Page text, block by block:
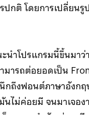
ปกติ โดยการเปลี่ยน
นำโปรแกรมนี้ขึ้นมา
ารถต่อยอดเป็น
นึกถึงฟอนต์ภาษาอัง
ไม่ค่อยมี จนมาเจอง